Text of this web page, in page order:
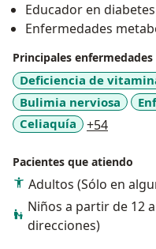
Especialista en
personalizado y
- Salud y enfermedad.
- Aumento y pérdida de
- Alteraciones
- Deporte.
- Asesoría en todas las
- Trastornos
- Salud digestiva.
Si buscas a una
Educador en diabetes
Enfermedades
Principales
Deficiencia de
Bulimia nerviosa
Celiaquía
+54
Pacientes que atiendo
Adultos (Sólo en
Niños a partir de 12
direcciones)